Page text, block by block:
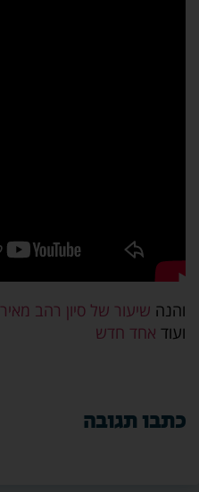
והנה שיעור של סיון רהב מאיר
ועוד אחד חדש
כתבו תגובה